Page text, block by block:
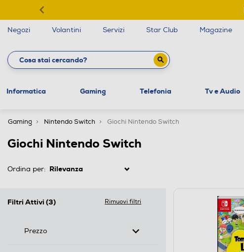
Negozi Volantini Servizi Star Club Magazine
Informatica Gaming Telefonia Tv e Audio
Gaming Nintendo Switch Giochi Nintendo Switch
Giochi Nintendo Switch
Ordina per:
Filtri Attivi (3) Rimuovi filtri
Prezzo